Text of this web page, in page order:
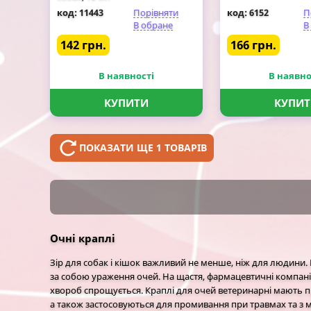
код: 11443
Порівняти
В обране
142 грн.
В наявності
КУПИТИ
код: 6152
166 грн.
В
ПОКАЗАТИ ЩЕ 1 ТОВАРІВ
Очні краплі
Зір для собак і кішок важливий не менше, ніж для
за собою ураження очей. На щастя, фармацевтичні
хвороб спрощується. Краплі для очей ветеринарні мають
а також застосовуються для промивання при травмах та з